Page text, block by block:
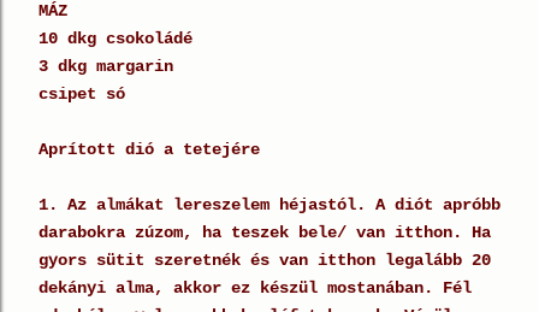
MÁZ
10 dkg csokoládé
3 dkg margarin
csipet só
Aprított dió a tetejére
1. Az almákat lereszelem héjastól. A diót apróbb
darabokra zúzom, ha teszek bele/ van itthon. Ha
gyors sütit szeretnék és van itthon legalább 20
dekányi alma, akkor ez készül mostanában. Fél